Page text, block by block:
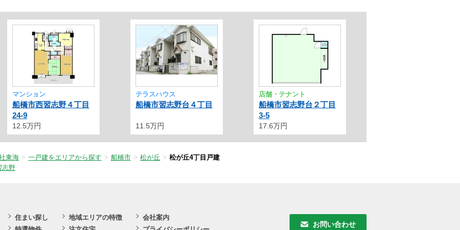
マンション
船橋市西習志野４丁目
24-9
12.5万円
テラスハウス
船橋市習志野台４丁目
11.5万円
店舗・テナント
船橋市習志野台２丁目
3-5
17.6万円
東海 一戸建をエリアから探す 船橋市 松が丘
松が丘4丁目戸建
志野
住まい探し
地域エリアの特徴
会社案内
お問い合わせ